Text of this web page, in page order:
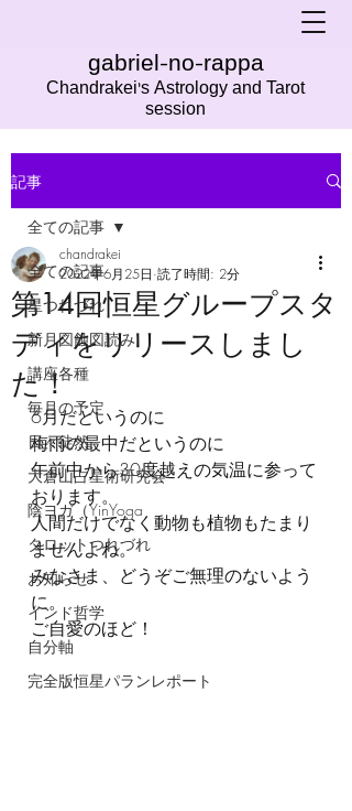
gabriel-no-rappa
Chandrakei's Astrology and Tarot
session
記事
全ての記事
星つれづれ
新月図蝕図読み
講座各種
毎月の予定
日々徒然
大倉山占星術研究会
陰ヨガ（YinYoga
タロットつれづれ
お知らせ
インド哲学
自分軸
完全版恒星パランレポート
全ての記事
第14回恒星グループスタ
ディをリリースしまし
た！
chandrakei
2022年6月25日 読了時間: 2分
6月だというのに
梅雨の最中だというのに
午前中から30度越えの気温に参って
おります。
人間だけでなく動物も植物もたまり
ませんよね。
みなさま、どうぞご無理のないよう
に。
ご自愛のほど！